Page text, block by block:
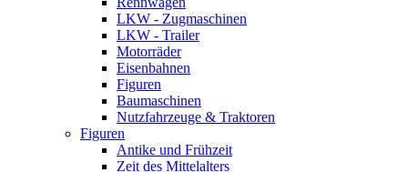
LKW - Zugmaschinen
LKW - Trailer
Motorräder
Eisenbahnen
Figuren
Baumaschinen
Nutzfahrzeuge & Traktoren
Figuren
Antike und Frühzeit
Zeit des Mittelalters